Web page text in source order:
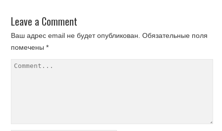
Leave a Comment
Ваш адрес email не будет опубликован. Обязательные поля
помечены*